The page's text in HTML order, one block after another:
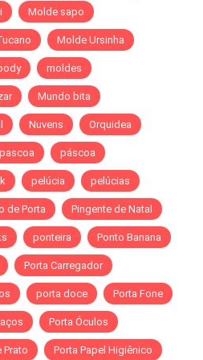
Molde sapo
Molde Ursinha
moldes
Mundo bita
Nuvens Orquidea
pascoa páscoa
pelúcia pelúcias
de Porta Pingente de Natal
ponteira Ponto Banana
Porta Carregador
porta doce Porta Fone
Porta Óculos
Prato Porta Papel Higiênico